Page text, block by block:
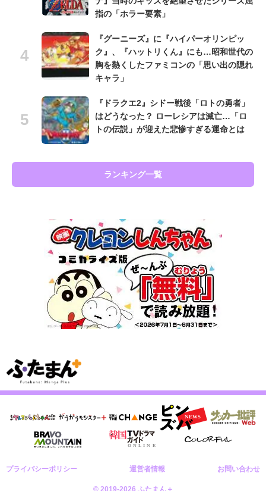
指の「ホラー要素」
『グーニーズ』に『ハイパーオリンピッ
ク』、『ハットリくん』にも…昭和世代の
胸を熱くしたファミコンの「思い出の隠れ
キャラ」
『ドラクエ2』シドー戦後「ロトの勇者」
はどうなった？ ローレシアは滅亡…「ロ
トの伝説」が迎えた悲惨すぎる運命とは
ランキング一覧
プライバシーポリシー 運営者情報 お問い合わせ
© 2019-2026 ふたまん＋